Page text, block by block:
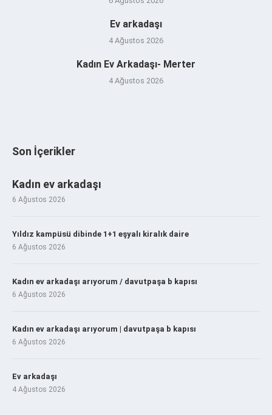
Ev arkadaşı
4 Ağustos 2026
Kadın Ev Arkadaşı- Merter
4 Ağustos 2026
Son İçerikler
Kadın ev arkadaşı
6 Ağustos 2026
Yıldız kampüsü dibinde 1+1 eşyalı kiralık daire
6 Ağustos 2026
Kadın ev arkadaşı arıyorum / davutpaşa b kapısı
6 Ağustos 2026
Kadın ev arkadaşı arıyorum | davutpaşa b kapısı
6 Ağustos 2026
Ev arkadaşı
4 Ağustos 2026